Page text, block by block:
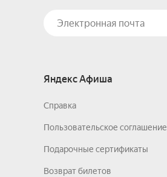
Яндекс Афиша
Справка
Пользовательское соглашение
Подарочные сертификаты
Возврат билетов